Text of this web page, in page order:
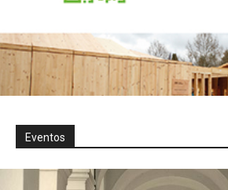
Eventos